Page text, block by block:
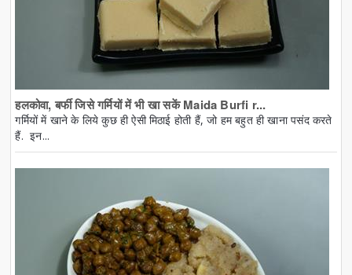
हलकोवा, बर्फी जिसे गर्मियों में भी खा सकें Maida Burfi r...
गर्मियों में खाने के लिये कुछ ही ऐसी मिठाई होती हैं, जो हम बहुत ही खाना पसंद करते
हैं. इन...